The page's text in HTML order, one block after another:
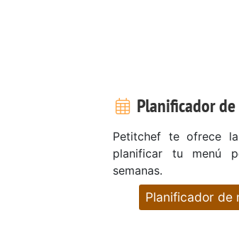
Planificador
Petitchef te ofrece
planificar tu menú
semanas.
Planificador de